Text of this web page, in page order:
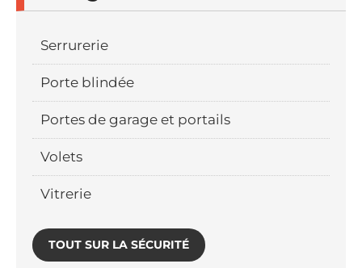
Serrurerie
Porte blindée
Portes de garage et portails
Volets
Vitrerie
TOUT SUR LA SÉCURITÉ